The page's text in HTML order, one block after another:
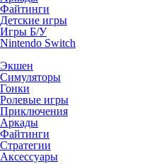
Файтинги
Детские игры
Игры Б/У
Nintendo Switch
Экшен
Симуляторы
Гонки
Ролевые игры
Приключения
Аркады
Файтинги
Стратегии
Аксессуары